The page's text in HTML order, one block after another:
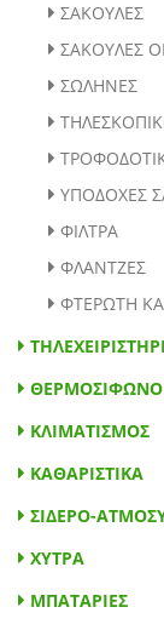
ΣΑΚΟΥΛΕΣ
ΣΑΚΟΥΛΕΣ
ΣΩΛΗΝΕΣ
ΥΠΟΔΟΧΕΣ
ΦΙΛΤΡΑ
ΦΛΑΝΤΖΕΣ
ΦΤΕΡΩΤΗ
ΘΕΡΜΟΣΙΦΩΝΟ
ΚΛΙΜΑΤΙΣΜΟΣ
ΚΑΘΑΡΙΣΤΙΚΑ
ΣΙΔΕΡΟ-
ΧΥΤΡΑ
ΜΠΑΤΑΡΙΕΣ